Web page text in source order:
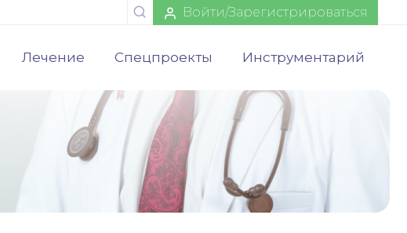
Войти/Зарегистрироваться
Лечение Спецпроекты Инструментарий